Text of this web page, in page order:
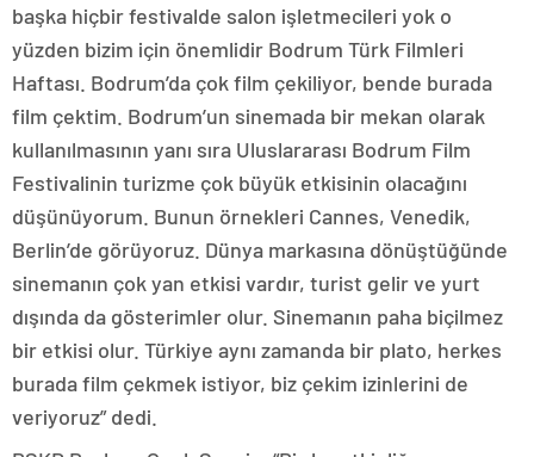
başka hiçbir festivalde salon işletmecileri yok o
yüzden bizim için önemlidir Bodrum Türk Filmleri
Haftası. Bodrum’da çok film çekiliyor, bende burada
film çektim. Bodrum’un sinemada bir mekan olarak
kullanılmasının yanı sıra Uluslararası Bodrum Film
Festivalinin turizme çok büyük etkisinin olacağını
düşünüyorum. Bunun örnekleri Cannes, Venedik,
Berlin’de görüyoruz. Dünya markasına dönüştüğünde
sinemanın çok yan etkisi vardır, turist gelir ve yurt
dışında da gösterimler olur. Sinemanın paha biçilmez
bir etkisi olur. Türkiye aynı zamanda bir plato, herkes
burada film çekmek istiyor, biz çekim izinlerini de
veriyoruz” dedi.